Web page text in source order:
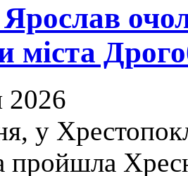
міста
2026
у